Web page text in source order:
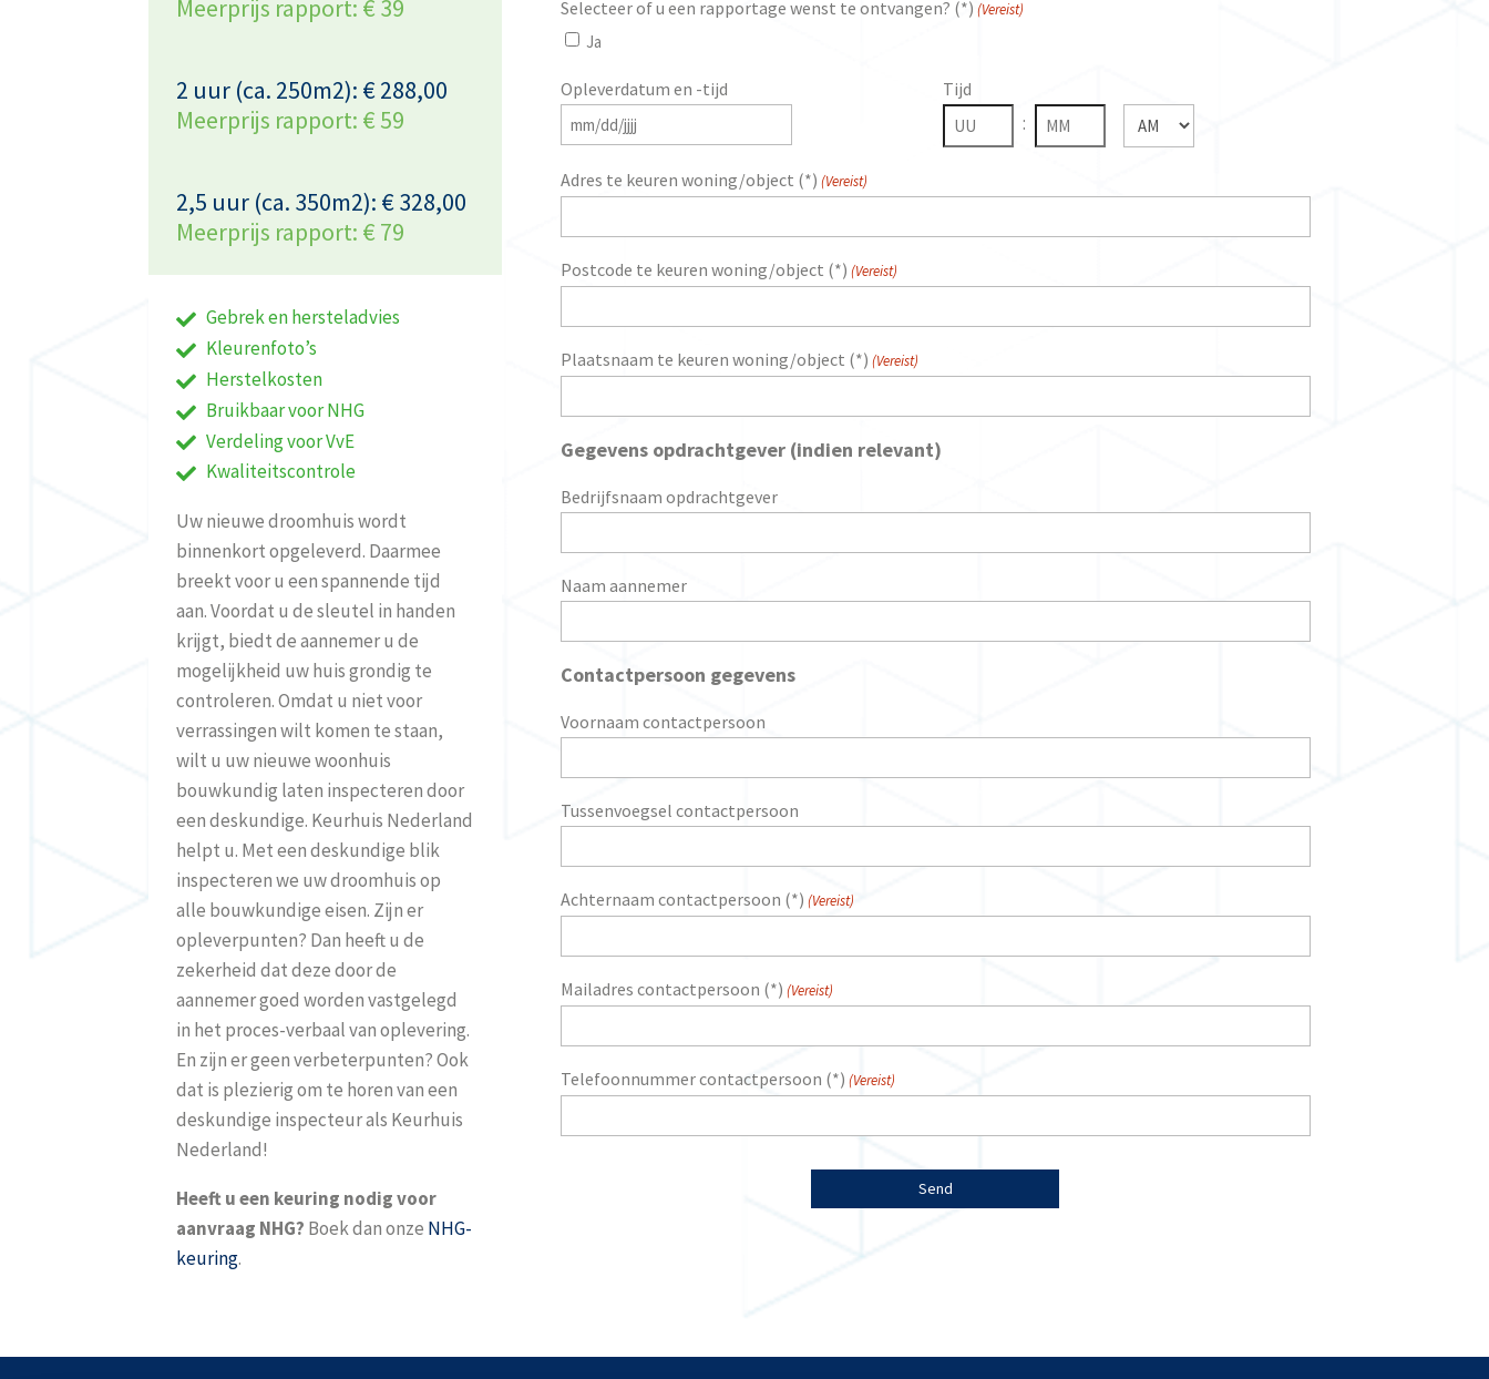
Meerprijs rapport: € 39
2 uur (ca. 250m2): € 288,00
Meerprijs rapport: € 59
2,5 uur (ca. 350m2): € 328,00
Meerprijs rapport: € 79
Gebrek en hersteladvies
Kleurenfoto’s
Herstelkosten
Bruikbaar voor NHG
Verdeling voor VvE
Kwaliteitscontrole
Uw nieuwe droomhuis wordt
binnenkort opgeleverd. Daarmee
breekt voor u een spannende tijd
aan. Voordat u de sleutel in handen
krijgt, biedt de aannemer u de
mogelijkheid uw huis grondig te
controleren. Omdat u niet voor
verrassingen wilt komen te staan,
wilt u uw nieuwe woonhuis
bouwkundig laten inspecteren door
een deskundige. Keurhuis Nederland
helpt u. Met een deskundige blik
inspecteren we uw droomhuis op
alle bouwkundige eisen. Zijn er
opleverpunten? Dan heeft u de
zekerheid dat deze door de
aannemer goed worden vastgelegd
in het proces-verbaal van oplevering.
En zijn er geen verbeterpunten? Ook
dat is plezierig om te horen van een
deskundige inspecteur als Keurhuis
Nederland!
Heeft u een keuring nodig voor
aanvraag NHG? Boek dan onze NHG-
keuring.
Selecteer of u een rapportage wenst te ontvangen? (*) (Vereist)
Ja
Opleverdatum en -tijd
MM
DD
Tijd
: AM/PM
Adres te keuren woning/object (*) (Vereist)
Postcode te keuren woning/object (*) (Vereist)
Plaatsnaam te keuren woning/object (*) (Vereist)
Gegevens opdrachtgever (indien relevant)
Bedrijfsnaam opdrachtgever
Naam aannemer
Contactpersoon gegevens
Voornaam contactpersoon
Tussenvoegsel contactpersoon
Achternaam contactpersoon (*) (Vereist)
Mailadres contactpersoon (*) (Vereist)
Telefoonnummer contactpersoon (*) (Vereist)